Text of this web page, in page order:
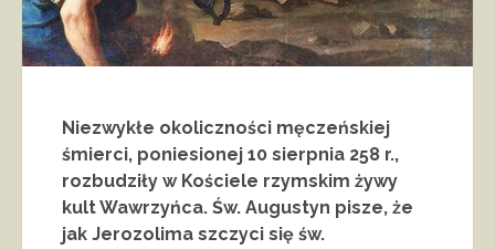
Niezwykłe okoliczności męczeńskiej
śmierci, poniesionej 10 sierpnia 258 r.,
rozbudziły w Kościele rzymskim żywy
kult Wawrzyńca. Św. Augustyn pisze, że
jak Jerozolima szczyci się św.